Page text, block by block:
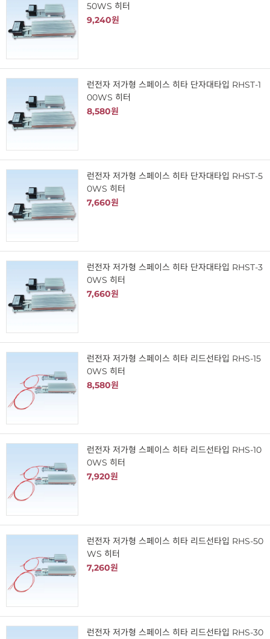
50WS 히터
9,240원
런전자 저가형 스페이스 히타 단자대타입 RHST-1
00WS 히터
8,580원
런전자 저가형 스페이스 히타 단자대타입 RHST-5
0WS 히터
7,660원
런전자 저가형 스페이스 히타 단자대타입 RHST-3
0WS 히터
7,660원
런전자 저가형 스페이스 히타 리드선타입 RHS-15
0WS 히터
8,580원
런전자 저가형 스페이스 히타 리드선타입 RHS-10
0WS 히터
7,920원
런전자 저가형 스페이스 히타 리드선타입 RHS-50
WS 히터
7,260원
런전자 저가형 스페이스 히타 리드선타입 RHS-30